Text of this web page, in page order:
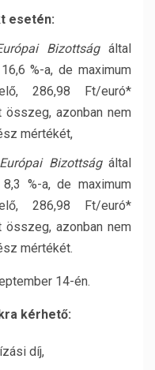
esetén:
Bizottságáltal
%-a, de maximum
286,98 Ft/euró*
azonban nem
mértékét,
Európai Bizottságáltal
%-a, de maximum
286,98 Ft/euró*
azonban nem
mértékét.
14-én.
kérhető:
díj,